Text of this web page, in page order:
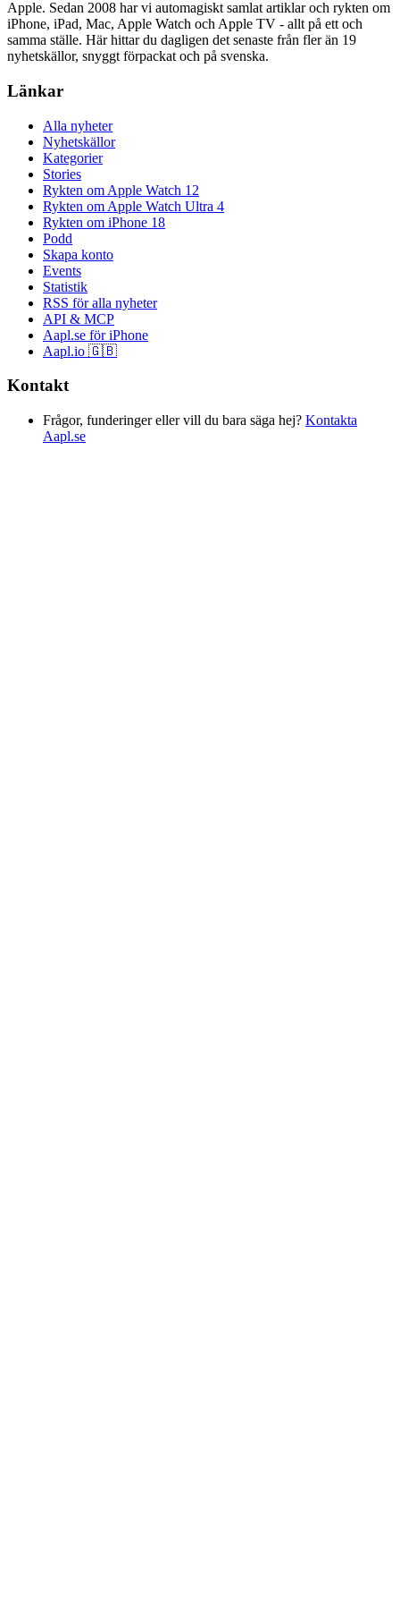
Apple. Sedan 2008 har vi automagiskt samlat artiklar och rykten om
iPhone, iPad, Mac, Apple Watch och Apple TV - allt på ett och
samma ställe. Här hittar du dagligen det senaste från fler än 19
nyhetskällor, snyggt förpackat och på svenska.
Länkar
Alla nyheter
Nyhetskällor
Kategorier
Stories
Rykten om Apple Watch 12
Rykten om Apple Watch Ultra 4
Rykten om iPhone 18
Podd
Skapa konto
Events
Statistik
RSS för alla nyheter
API & MCP
Aapl.se för iPhone
Aapl.io 🇬🇧
Kontakt
Frågor, funderinger eller vill du bara säga hej? Kontakta
Aapl.se